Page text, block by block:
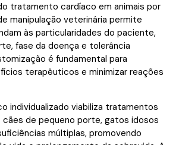
tratamento cardíaco em animais por
manipulação veterinária permite
às particularidades do paciente,
fase da doença e tolerância
é fundamental para
terapêuticos e minimizar reações
individualizado viabiliza tratamentos
cães de pequeno porte, gatos idosos
múltiplas, promovendo